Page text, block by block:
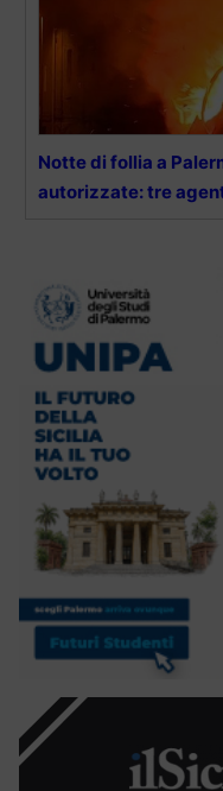
Notte di follia a
autorizzate: tre